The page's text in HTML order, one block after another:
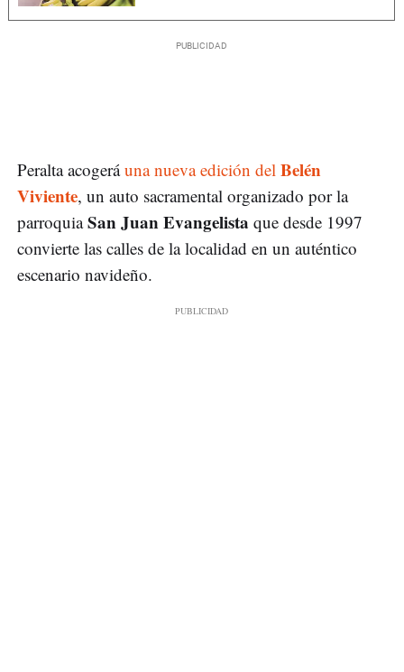
Peralta acogeráuna nueva edición del Belén
Viviente, un auto sacramental organizado por la
parroquiaSan Juan Evangelista que desde 1997
convierte las calles de la localidad en un auténtico
escenario navideño.